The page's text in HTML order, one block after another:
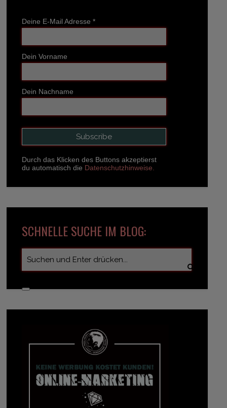
Deine E-Mail Adresse *
Dein Vorname
Dein Nachname
Durch das Klicken des Buttons akzeptierst
du automatisch die Datenschutzhinweise.
SCHNELLE SUCHE IM BLOG: